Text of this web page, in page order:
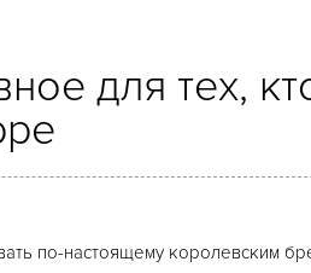
для тех,
по-настоящему королевским